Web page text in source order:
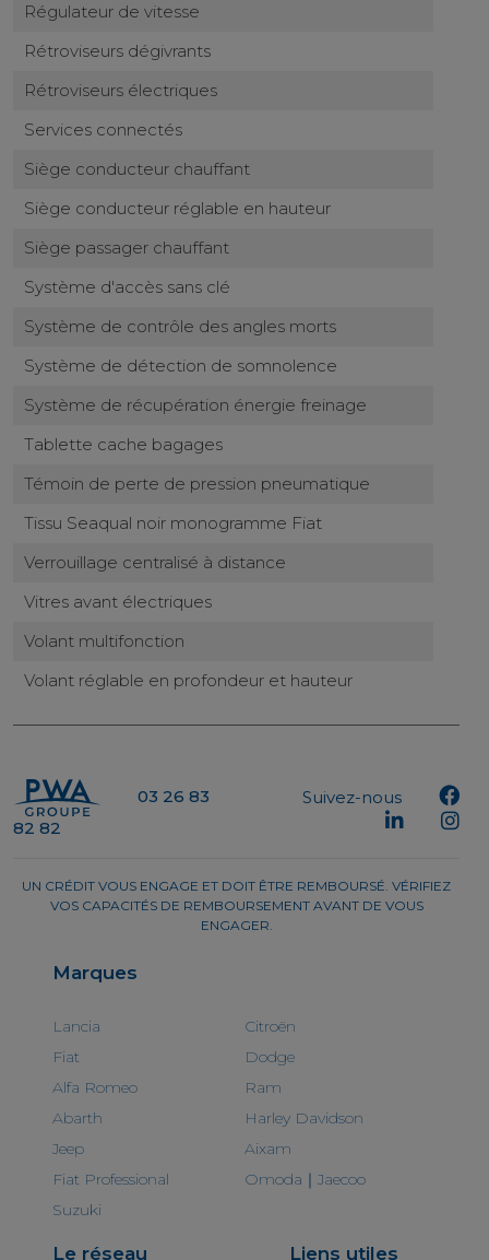
Régulateur de vitesse
Rétroviseurs dégivrants
Rétroviseurs électriques
Services connectés
Siège conducteur chauffant
Siège conducteur réglable en hauteur
Siège passager chauffant
Système d'accès sans clé
Système de contrôle des angles morts
Système de détection de somnolence
Système de récupération énergie freinage
Tablette cache bagages
Témoin de perte de pression pneumatique
Tissu Seaqual noir monogramme Fiat
Verrouillage centralisé à distance
Vitres avant électriques
Volant multifonction
Volant réglable en profondeur et hauteur
03 26 83
82 82
Suivez-nous
UN CRÉDIT VOUS ENGAGE ET DOIT ÊTRE REMBOURSÉ. VÉRIFIEZ
VOS CAPACITÉS DE REMBOURSEMENT AVANT DE VOUS
ENGAGER.
Marques
Lancia
Fiat
Alfa Romeo
Abarth
Jeep
Fiat Professional
Suzuki
Citroën
Dodge
Ram
Harley Davidson
Aixam
Omoda｜Jaecoo
Le réseau Liens utiles